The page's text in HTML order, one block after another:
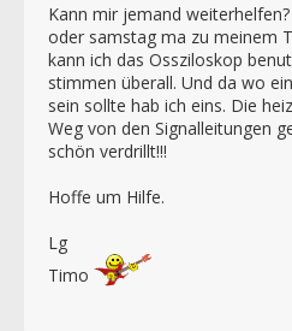
Kann mir jemand
oder samstag ma zu meinem
kann ich das Ossziloskop
stimmen überall. Und da wo
sein sollte hab ich eins. Die
Weg von den Signalleitungen
schön verdrillt!!!
Hoffe um Hilfe.
Lg
Timo